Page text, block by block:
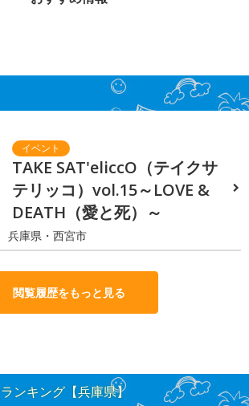
TAKE SAT'eliccO（テイクサ
テリッコ）vol.15～LOVE &
DEATH（愛と死）～
兵庫県・西宮市
閲覧履歴をもっと見る
ンキング【兵庫県】